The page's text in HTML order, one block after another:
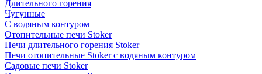
Длительного горения
Чугунные
C водяным контуром
Отопительные печи Stoker
Печи длительного горения Stoker
Печи отопительные Stoker с водяным контуром
Садовые печи Stoker